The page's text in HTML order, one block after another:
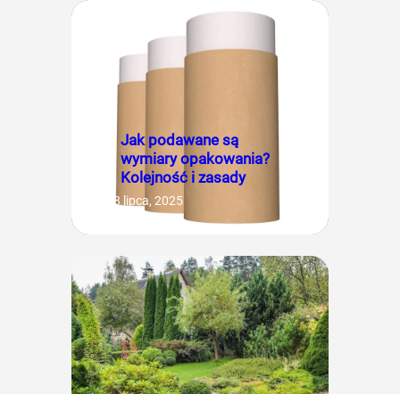
Jak podawane są
wymiary opakowania?
Kolejność i zasady
18 lipca, 2025